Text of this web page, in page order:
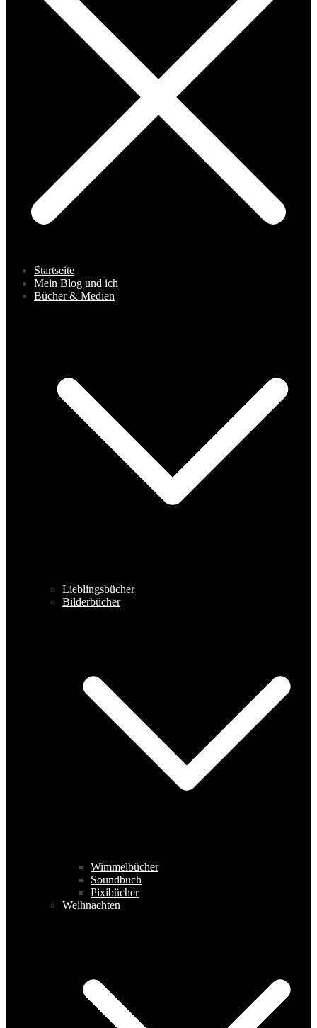
Startseite
Mein Blog und ich
Bücher & Medien
Lieblingsbücher
Bilderbücher
Wimmelbücher
Soundbuch
Pixibücher
Weihnachten